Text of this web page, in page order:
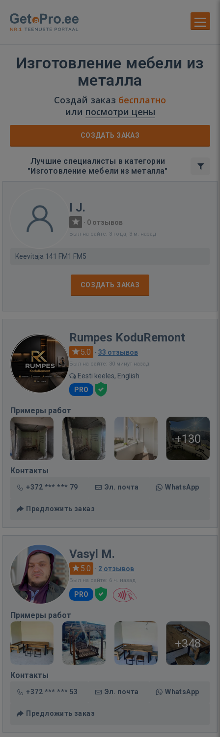
Изготовление мебели из
металла
Создай заказ бесплатно
или посмотри цены
СОЗДАТЬ ЗАКАЗ
Лучшие специалисты в категории
"Изготовление мебели из металла"
I J.
· 0 отзывов
Был на сайте: 3 года, 3 м. назад
Keevitaja 141 FM1 FM5
СОЗДАТЬ ЗАКАЗ
Rumpes KoduRemont
5.0 · 33 отзывов
Был на сайте: 30 минут назад
Eesti keeles, English
PRO
Примеры работ
+130
Контакты
+372 *** *** 79 Эл. почта WhatsApp
Предложить заказ
Vasyl M.
5.0 · 2 отзывов
Был на сайте: 6 ч. назад
PRO
Примеры работ
+348
Контакты
+372 *** *** 53 Эл. почта WhatsApp
Предложить заказ